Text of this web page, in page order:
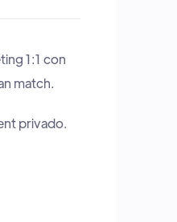
Talleres y